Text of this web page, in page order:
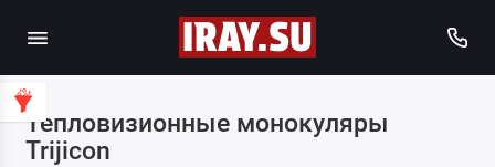
Тепловизионные монокуляры
Trijicon